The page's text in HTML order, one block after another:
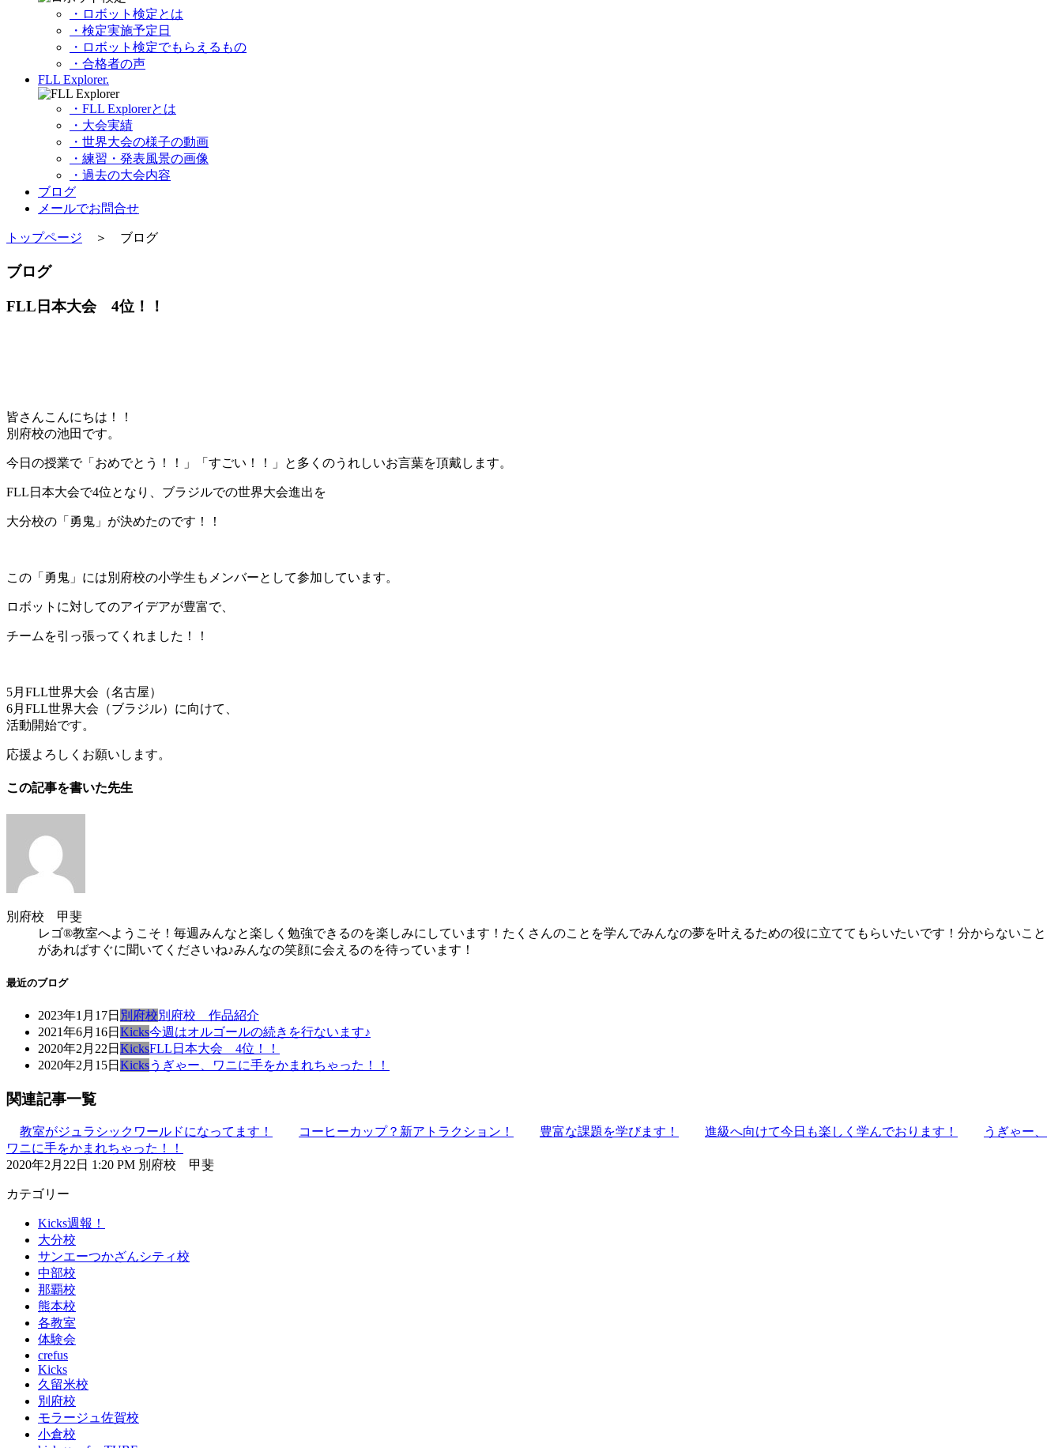
・ロボット検定とは
・検定実施予定日
・ロボット検定でもらえるもの
・合格者の声
FLL Explorer.
・FLL Explorerとは
・大会実績
・世界大会の様子の動画
・練習・発表風景の画像
・過去の大会内容
ブログ
メールでお問合せ
トップページ ＞ ブログ
ブログ
FLL日本大会 4位！！
皆さんこんにちは！！
別府校の池田です。
今日の授業で「おめでとう！！」「すごい！！」と多くのうれしいお言葉を頂戴します。
FLL日本大会で4位となり、ブラジルでの世界大会進出を
大分校の「勇鬼」が決めたのです！！
この「勇鬼」には別府校の小学生もメンバーとして参加しています。
ロボットに対してのアイデアが豊富で、
チームを引っ張ってくれました！！
5月FLL世界大会（名古屋）
6月FLL世界大会（ブラジル）に向けて、
活動開始です。
応援よろしくお願いします。
この記事を書いた先生
別府校 甲斐
レゴ®教室へようこそ！毎週みんなと楽しく勉強できるのを楽しみにしています！たくさんのことを学んでみんなの夢を叶えるための役に立ててもらいたいです！分からないこと
があればすぐに聞いてくださいね♪みんなの笑顔に会えるのを待っています！
最近のブログ
2023年1月17日 別府校別府校 作品紹介
2021年6月16日 Kicks今週はオルゴールの続きを行ないます♪
2020年2月22日 KicksFLL日本大会 4位！！
2020年2月15日 Kicksうぎゃー、ワニに手をかまれちゃった！！
関連記事一覧
教室がジュラシックワールドになってます！ コーヒーカップ？新アトラクション！ 豊富な課題を学びます！ 進級へ向けて今日も楽しく学んでおります！
うぎゃー、
ワニに手をかまれちゃった！！
2020年2月22日 1:20 PM 別府校 甲斐
カテゴリー
Kicks週報！
大分校
サンエーつかざんシティ校
中部校
那覇校
熊本校
各教室
体験会
crefus
Kicks
久留米校
別府校
モラージュ佐賀校
小倉校